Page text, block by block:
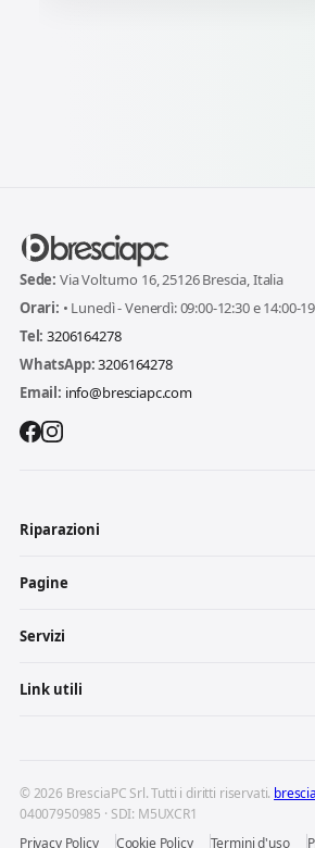
Sede: Via Volturno 16, 25126 Brescia, Italia
Orari: • Lunedì - Venerdì: 09:00-12:30 e 14:00-
Tel: 3206164278
WhatsApp:3206164278
Email: info@bresciapc.com
Riparazioni
Pagine
Servizi
Link utili
© 2026 BresciaPC Srl. Tutti i diritti riservati.
04007950985 · SDI: M5UXCR1
Privacy Policy
Cookie Policy Termini d'uso